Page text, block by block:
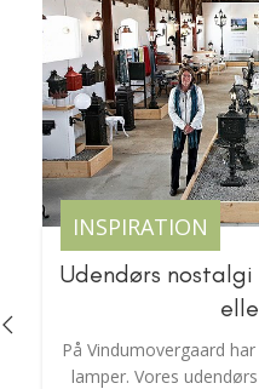
INSPIRATION
Udendørs
På Vindumovergaard
lamper. Vores